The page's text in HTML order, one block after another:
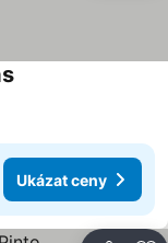
Ukázat ceny